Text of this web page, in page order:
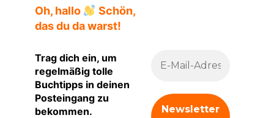
Oh, hallo
Schön,
das du da warst!
Trag dich ein, um
regelmäßig tolle
Buchtipps in deinen
Posteingang zu
bekommen.